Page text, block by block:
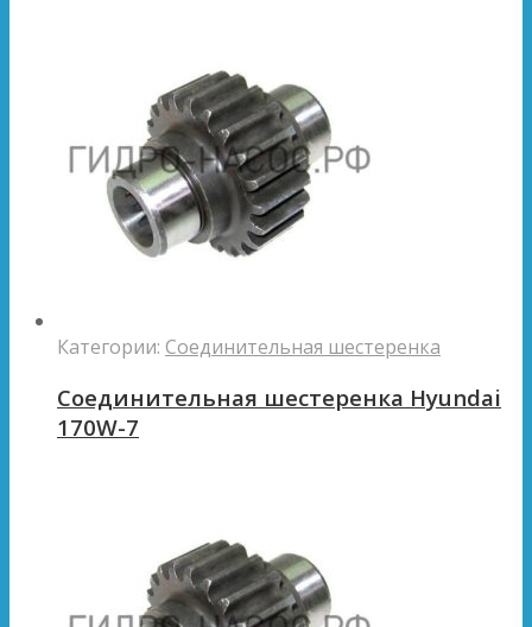
Категории: Соединительная шестеренка
Соединительная шестеренка Hyundai
170W-7